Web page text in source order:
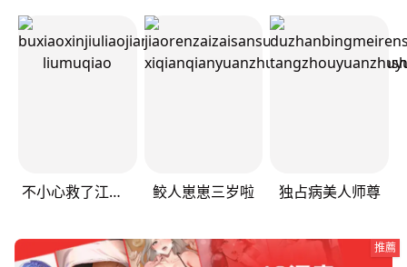
不小心救了江湖公敌 鲛人崽崽三岁啦 独占病美人师尊
推薦